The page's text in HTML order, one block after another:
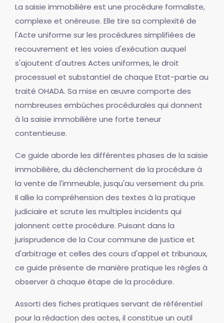
La saisie immobilière est une procédure formaliste,
complexe et onéreuse. Elle tire sa complexité de
l'Acte uniforme sur les procédures simplifiées de
recouvrement et les voies d'exécution auquel
s'ajoutent d'autres Actes uniformes, le droit
processuel et substantiel de chaque Etat-partie au
traité OHADA. Sa mise en œuvre comporte des
nombreuses embûches procédurales qui donnent
à la saisie immobilière une forte teneur
contentieuse.
Ce guide aborde les différentes phases de la saisie
immobilière, du déclenchement de la procédure à
la vente de l'immeuble, jusqu'au versement du prix.
Il allie la compréhension des textes à la pratique
judiciaire et scrute les multiples incidents qui
jalonnent cette procédure. Puisant dans la
jurisprudence de la Cour commune de justice et
d'arbitrage et celles des cours d'appel et tribunaux,
ce guide présente de manière pratique les règles à
observer à chaque étape de la procédure.
Assorti des fiches pratiques servant de référentiel
pour la rédaction des actes, il constitue un outil